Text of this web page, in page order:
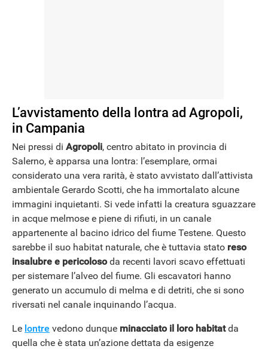
ANDROID
L’avvistamento della lontra ad Agropoli,
in Campania
Nei pressi di Agropoli, centro abitato in provincia di
Salerno, è apparsa una lontra: l’esemplare, ormai
considerato una vera rarità, è stato avvistato dall’attivista
ambientale Gerardo Scotti, che ha immortalato alcune
immagini inquietanti. Si vede infatti la creatura sguazzare
in acque melmose e piene di rifiuti, in un canale
appartenente al bacino idrico del fiume Testene. Questo
sarebbe il suo habitat naturale, che è tuttavia stato reso
insalubre e pericolosoda recenti lavori scavo effettuati
per sistemare l’alveo del fiume. Gli escavatori hanno
generato un accumulo di melma e di detriti, che si sono
riversati nel canale inquinando l’acqua.
Le lontre vedono dunque minacciato il loro habitatda
quella che è stata un’azione dettata da esigenze